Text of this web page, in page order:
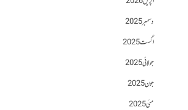
دسمبر 2025
اگست 2025
جولائی 2025
جون 2025
مئی 2025